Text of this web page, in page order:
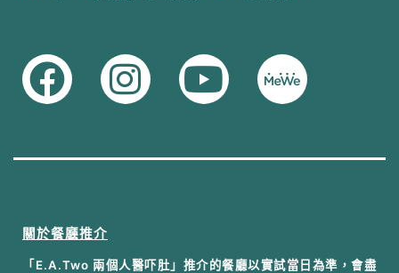
關於餐廳推介
「E.A.Two 兩個人醫吓肚」推介的餐廳以實試當日為準，會盡